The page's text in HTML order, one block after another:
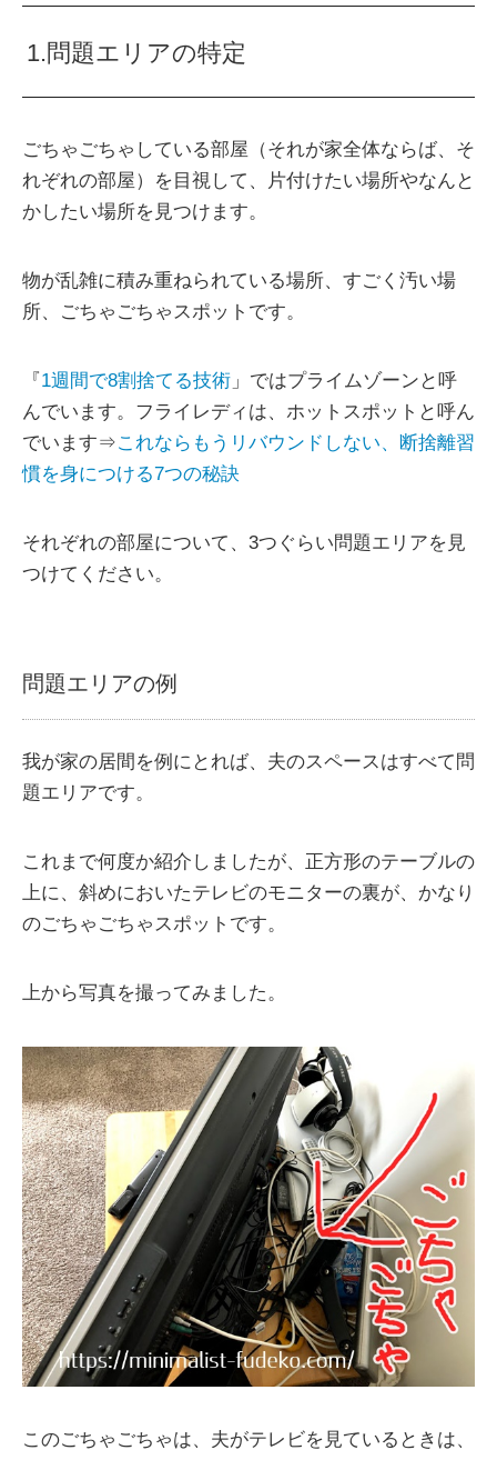
1.問題エリアの特定
ごちゃごちゃしている部屋（それが家全体ならば、そ
れぞれの部屋）を目視して、片付けたい場所やなんと
かしたい場所を見つけます。
物が乱雑に積み重ねられている場所、すごく汚い場
所、ごちゃごちゃスポットです。
『1週間で8割捨てる技術 」ではプライムゾーンと呼
んでいます。フライレディは、ホットスポットと呼ん
でいます⇒これならもうリバウンドしない、断捨離習
慣を身につける7つの秘訣
それぞれの部屋について、3つぐらい問題エリアを見
つけてください。
問題エリアの例
我が家の居間を例にとれば、夫のスペースはすべて問
題エリアです。
これまで何度か紹介しましたが、正方形のテーブルの
上に、斜めにおいたテレビのモニターの裏が、かなり
のごちゃごちゃスポットです。
上から写真を撮ってみました。
このごちゃごちゃは、夫がテレビを見ているときは、